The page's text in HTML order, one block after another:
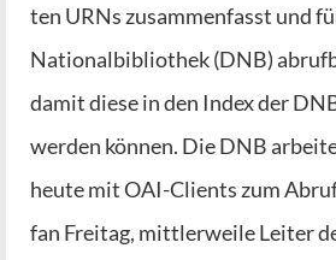
ten URNs zusam­men­fasst und
Natio­nal­bi­blio­thek (DNB)
damit die­se in den Index der
wer­den kön­nen. Die DNB
heu­te mit OAI-Cli­ents zum
fan Frei­tag, mitt­ler­wei­le Lei­ter